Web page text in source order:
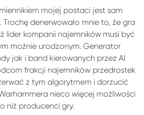
mojej postaci jest sam
Trochę denerwowało mnie to, że gra
lider kompanii najemników musi być
możnie urodzonym. Generator
jak i band kierowanych przez AI
frakcji najemników przedrostek
z tym algorytmem i dorzucić
nieco więcej możliwości
niż producenci gry.